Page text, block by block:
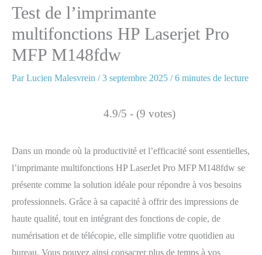
Test de l’imprimante
multifonctions HP Laserjet Pro
MFP M148fdw
ParLucien Malesvrein /3 septembre 2025 /6 minutes de lecture
4.9/5 - (9 votes)
Dans un monde où la productivité et l’efficacité sont essentielles,
l’imprimante multifonctions HP LaserJet Pro MFP M148fdw se
présente comme la solution idéale pour répondre à vos besoins
professionnels. Grâce à sa capacité à offrir des impressions de
haute qualité, tout en intégrant des fonctions de copie, de
numérisation et de télécopie, elle simplifie votre quotidien au
bureau. Vous pouvez ainsi consacrer plus de temps à vos